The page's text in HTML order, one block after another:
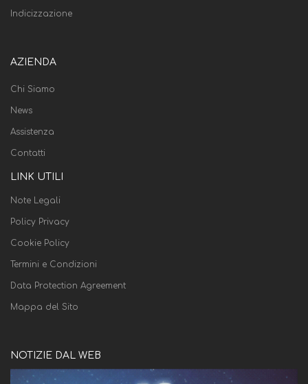
Indicizzazione
AZIENDA
Chi Siamo
News
Assistenza
Contatti
LINK UTILI
Note Legali
Policy Privacy
Cookie Policy
Termini e Condizioni
Data Protection Agreement
Mappa del Sito
NOTIZIE DAL WEB